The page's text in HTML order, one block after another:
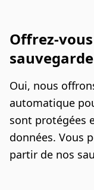
Offrez-
Oui, nous
automatique
sont protégées
données. Vous
partir de nos